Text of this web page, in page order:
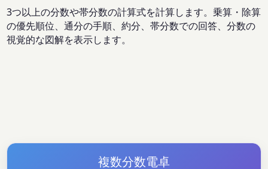
3つ以上の分数や帯分数の計算式を計算します。乗算・除算
の優先順位、通分の手順、約分、帯分数での回答、分数の
視覚的な図解を表示します。
複数分数電卓